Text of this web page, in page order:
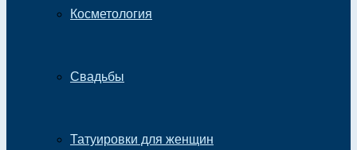
Косметология
Свадьбы
Татуировки для женщин